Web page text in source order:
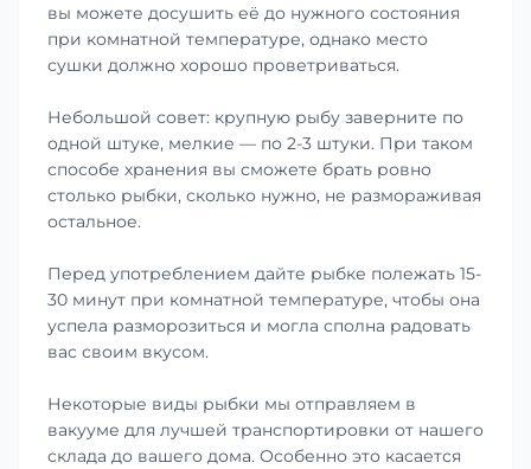
вы можете досушить её до нужного состояния
при комнатной температуре, однако место
сушки должно хорошо проветриваться.
Небольшой совет: крупную рыбу заверните по
одной штуке, мелкие — по 2-3 штуки. При таком
способе хранения вы сможете брать ровно
столько рыбки, сколько нужно, не размораживая
остальное.
Перед употреблением дайте рыбке полежать 15-
30 минут при комнатной температуре, чтобы она
успела разморозиться и могла сполна радовать
вас своим вкусом.
Некоторые виды рыбки мы отправляем в
вакууме для лучшей транспортировки от нашего
склада до вашего дома. Особенно это касается